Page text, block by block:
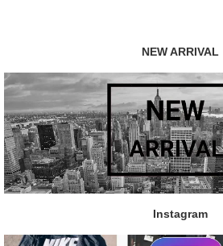
NEW ARRIVAL
Instagram